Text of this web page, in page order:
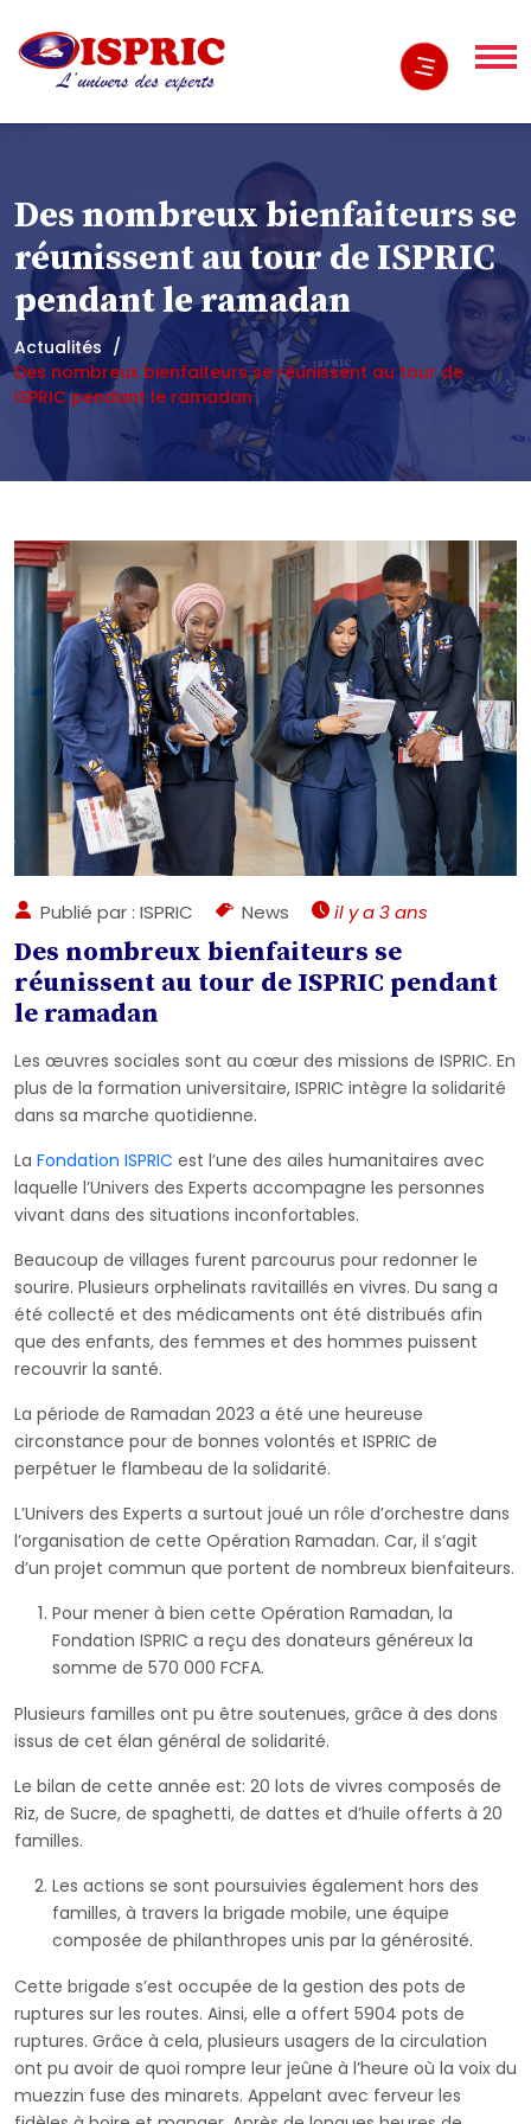
Des nombreux bienfaiteurs se
réunissent au tour de ISPRIC
pendant le ramadan
Actualités
Des nombreux bienfaiteurs se réunissent au tour de
ISPRIC pendant le ramadan
Publié par : ISPRIC News il y a 3 ans
Des nombreux bienfaiteurs se
réunissent au tour de ISPRIC pendant
le ramadan
Les œuvres sociales sont au cœur des missions de ISPRIC. En
plus de la formation universitaire, ISPRIC intègre la solidarité
dans sa marche quotidienne.
La Fondation ISPRIC est l’une des ailes humanitaires avec
laquelle l’Univers des Experts accompagne les personnes
vivant dans des situations inconfortables.
Beaucoup de villages furent parcourus pour redonner le
sourire. Plusieurs orphelinats ravitaillés en vivres. Du sang a
été collecté et des médicaments ont été distribués afin
que des enfants, des femmes et des hommes puissent
recouvrir la santé.
La période de Ramadan 2023 a été une heureuse
circonstance pour de bonnes volontés et ISPRIC de
perpétuer le flambeau de la solidarité.
L’Univers des Experts a surtout joué un rôle d’orchestre dans
l’organisation de cette Opération Ramadan. Car, il s’agit
d’un projet commun que portent de nombreux bienfaiteurs.
Pour mener à bien cette Opération Ramadan, la
Fondation ISPRIC a reçu des donateurs généreux la
somme de 570 000 FCFA.
Plusieurs familles ont pu être soutenues, grâce à des dons
issus de cet élan général de solidarité.
Le bilan de cette année est: 20 lots de vivres composés de
Riz, de Sucre, de spaghetti, de dattes et d’huile offerts à 20
familles.
Les actions se sont poursuivies également hors des
familles, à travers la brigade mobile, une équipe
composée de philanthropes unis par la générosité.
Cette brigade s’est occupée de la gestion des pots de
ruptures sur les routes. Ainsi, elle a offert 5904 pots de
ruptures. Grâce à cela, plusieurs usagers de la circulation
ont pu avoir de quoi rompre leur jeûne à l’heure où la voix du
muezzin fuse des minarets. Appelant avec ferveur les